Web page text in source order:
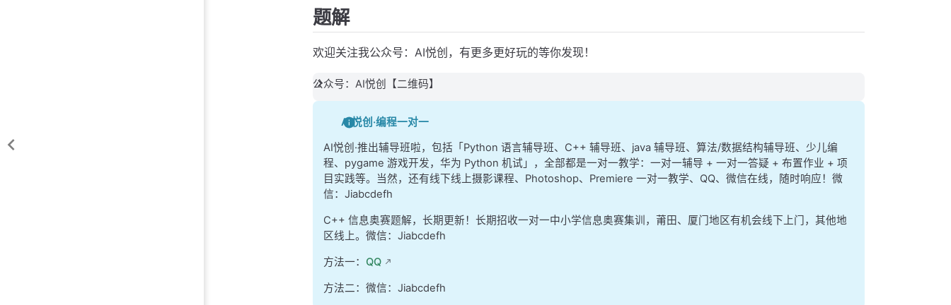
题解
欢迎关注我公众号：AI悦创，有更多更好玩的等你发现！
公众号：AI悦创【二维码】
AI悦创·编程一对一
AI悦创·推出辅导班啦，包括「Python 语言辅导班、C++ 辅导班、java 辅导班、算法/数据结构辅导班、少儿编
程、pygame 游戏开发，华为 Python 机试」，全部都是一对一教学：一对一辅导 + 一对一答疑 + 布置作业 + 项
目实践等。当然，还有线下线上摄影课程、Photoshop、Premiere 一对一教学、QQ、微信在线，随时响应！微
信：Jiabcdefh
C++ 信息奥赛题解，长期更新！长期招收一对一中小学信息奥赛集训，莆田、厦门地区有机会线下上门，其他地
区线上。微信：Jiabcdefh
方法一： QQ
方法二：微信：Jiabcdefh